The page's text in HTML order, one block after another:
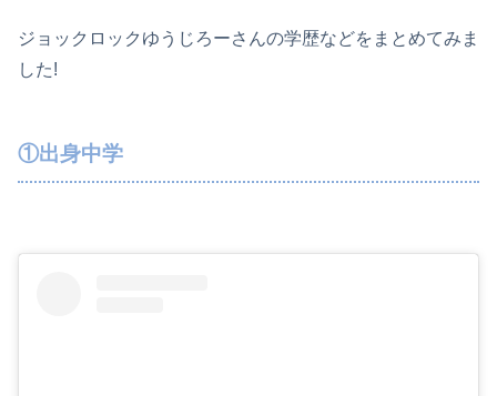
ジョックロックゆうじろーさんの学歴などをまとめてみま
した!
①出身中学